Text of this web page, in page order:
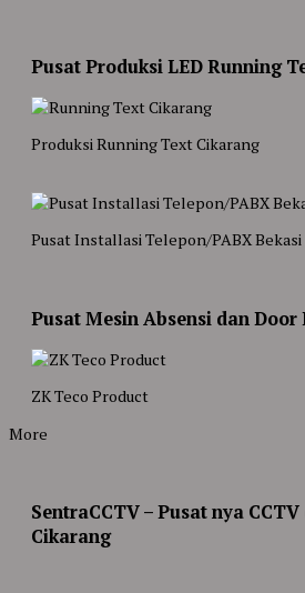
Pusat Produksi LED Running
Produksi Running Text Cikarang
Pusat Installasi Telepon/PABX Bekasi
Pusat Mesin Absensi dan Door
ZK Teco Product
More
SentraCCTV – Pusat nya
Cikarang